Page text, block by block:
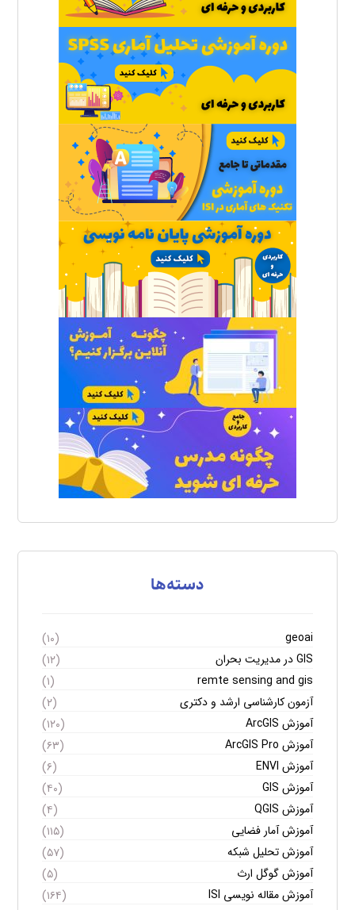
دسته‌ها
geoai
(۱۰)
GIS در مدیریت بحران
(۱۲)
remte sensing and gis
(۱)
آزمون کارشناسی ارشد و دکتری
(۲)
آموزش ArcGIS
(۱۲۰)
آموزش ArcGIS Pro
(۶۳)
آموزش ENVI
(۶)
آموزش GIS
(۴۰)
آموزش QGIS
(۴)
آموزش آمار فضایی
(۱۱۵)
آموزش تحلیل شبکه
(۵۷)
آموزش گوگل ارث
(۵)
آموزش مقاله نویسی ISI
(۱۶۴)